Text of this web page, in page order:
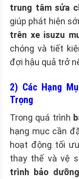
trung tâm sửa
giúp phát hiện
trên xe isuzu
chóng và tiết
đợi hậu quả trở
2) Các Hạng
Trọng
Trong quá trình
hạng mục cần
hoạt động tối
thay thế và vệ
trình bảo